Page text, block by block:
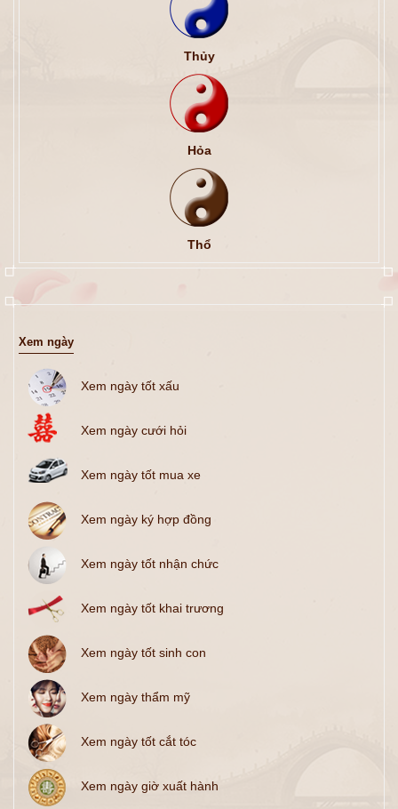
Thủy
Hỏa
Thổ
Xem ngày
Xem ngày tốt xấu
Xem ngày cưới hỏi
Xem ngày tốt mua xe
Xem ngày ký hợp đồng
Xem ngày tốt nhận chức
Xem ngày tốt khai trương
Xem ngày tốt sinh con
Xem ngày thẩm mỹ
Xem ngày tốt cắt tóc
Xem ngày giờ xuất hành